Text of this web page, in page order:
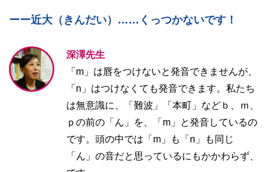
ーー近大（きんだい）……くっつかないです！
深澤先生
「m」は唇をつけないと発音できませんが、
「n」はつけなくても発音できます。私たち
は無意識に、「難波」「本町」などｂ、ｍ、
ｐの前の「ん」を、「m」と発音しているの
です。頭の中では「m」も「n」も同じ
「ん」の音だと思っているにもかかわらず、